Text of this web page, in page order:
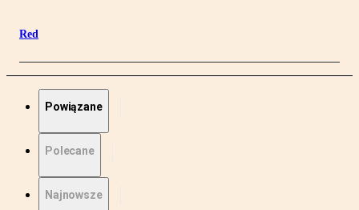
Red
Powiązane
Polecane
Najnowsze